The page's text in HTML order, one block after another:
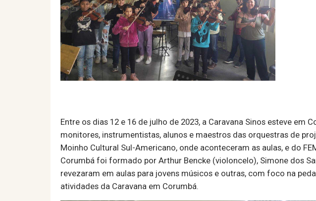
Entre os dias 12 e 16 de julho de 2023, a Caravana Sinos esteve
monitores, instrumentistas, alunos e maestros das orquestras de
Moinho Cultural Sul-Americano, onde aconteceram as aulas, e do
Corumbá foi formado por Arthur Bencke (violoncelo), Simone dos
revezaram em aulas para jovens músicos e outras, com foco na
atividades da Caravana em Corumbá.